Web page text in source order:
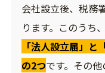
会社設立後、税務
ります。このうち、
「法人設立届」と
の2つです。その